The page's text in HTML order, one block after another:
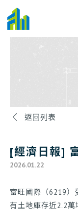
返回列表
[經濟日報]
2026.01.22
富旺國際（6219）
有土地庫存近2.2